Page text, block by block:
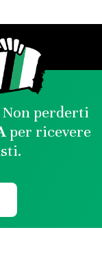
perderti
per ricevere